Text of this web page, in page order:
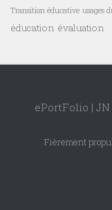
Transition éducative usages
éducation évaluation
ePortFolio |
Fièrement